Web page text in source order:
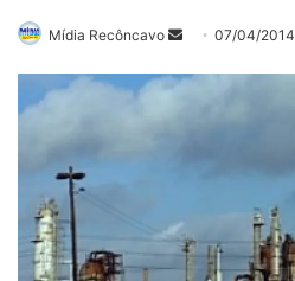
Mídia Recôncavo
Mande07/04/2014